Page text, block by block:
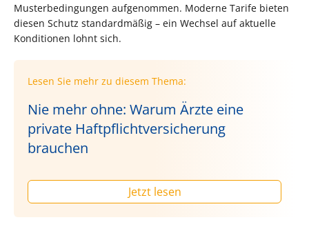
Musterbedingungen aufgenommen. Moderne Tarife bieten
diesen Schutz standardmäßig – ein Wechsel auf aktuelle
Konditionen lohnt sich.
Lesen Sie mehr zu diesem Thema:
Nie mehr ohne: Warum Ärzte eine
private Haftpflichtversicherung
brauchen
Jetzt lesen